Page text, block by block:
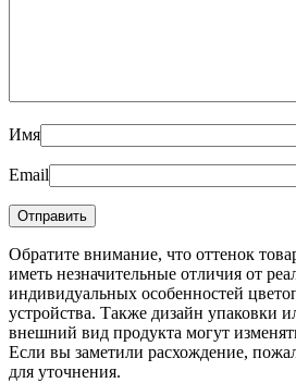
Имя
Email
Обратите внимание, что оттенок
иметь незначительные отличия от
индивидуальных особенностей
устройства. Также дизайн упаковки
внешний вид продукта могут
Если вы заметили расхождение,
для уточнения.